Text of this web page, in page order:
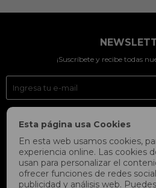
Esta página usa Cookies
En esta web usamos cookies,
experiencia online. Las cookies
usan para personalizar el
ofrecer funciones de redes
publicidad y análisis web.
¡Suscríbete y recibe todas
